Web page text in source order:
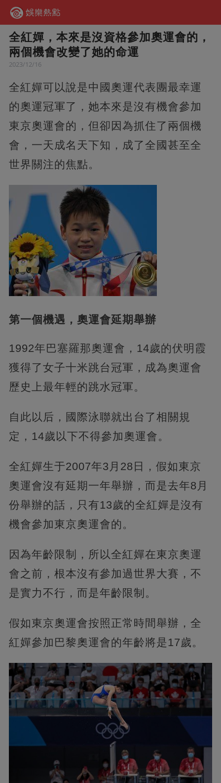
全紅嬋，本來是沒資格參加奧運會的，
兩個機會改變了她的命運
2023/12/16
全紅嬋可以說是中國奧運代表團最幸運
的奧運冠軍了，她本來是沒有機會參加
東京奧運會的，但卻因為抓住了兩個機
會，一天成名天下知，成了全國甚至全
世界關注的焦點。
第一個機遇， 奧運會延期舉辦
1992年巴塞羅那奧運會，14歲的伏明霞
獲得了女子十米跳台冠軍，成為奧運會
歷史上最年輕的跳水冠軍。
自此以后，國際泳聯就出台了相關規
定，14歲以下不得參加奧運會。
全紅嬋生于2007年3月28日，假如東京
奧運會沒有延期一年舉辦，而是去年8月
份舉辦的話，只有13歲的全紅嬋是沒有
機會參加東京奧運會的。
因為年齡限制，所以全紅嬋在東京奧運
會之前，根本沒有參加過世界大賽，不
是實力不行，而是年齡限制。
假如東京奧運會按照正常時間舉辦，全
紅嬋參加巴黎奧運會的年齡將是17歲。